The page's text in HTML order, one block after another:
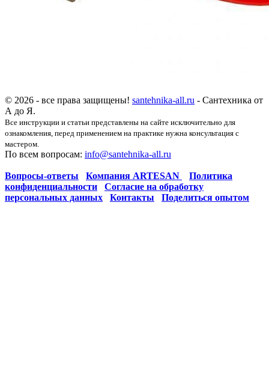
© 2026 - все права защищены! santehnika-all.ru - Сантехника от
А до Я.
Все инструкции и статьи представлены на сайте исключительно для
ознакомления, перед применением на практике нужна консультация с
мастером.
По всем вопросам: info@santehnika-all.ru
Вопросы-ответы Компания ARTESAN
Политика
конфиденциальности
Согласие на обработку
персональных данных
Контакты Поделиться опытом